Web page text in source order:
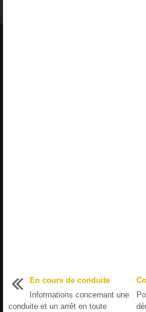
En cours de conduite
Informations concernant une
conduite et un arrêt en toute